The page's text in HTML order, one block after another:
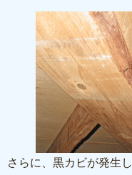
さらに、黒カビが発生